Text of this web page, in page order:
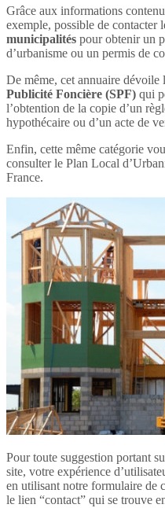
Grâce aux informations
exemple, possible de contacter
municipalités pour obtenir un
d’urbanisme ou un permis de
De même, cet annuaire dévoile
Publicité Foncière (SPF) qui
l’obtention de la copie d’un
hypothécaire ou d’un acte de
Enfin, cette même catégorie
consulter le Plan Local
France.
Pour toute suggestion portant
site, votre expérience
en utilisant notre formulaire de
le lien “contact” qui se trouve